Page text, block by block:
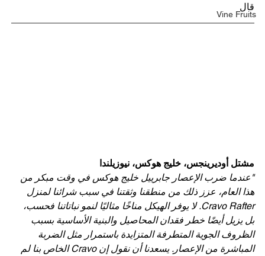
Vine Fruits
قال
مشتل أوديرينجس، خليج هوكس، نيوزيلندا
"عندما ضرب الإعصار جابرييل خليج هوكس في وقت مبكر من
هذا العام، عزز ذلك من منطقنا وثقتنا في سبب شرائنا لمنزل
Cravo Rafter. لا يوفر الهيكل مناخًا مثاليًا لنمو نباتاتنا فحسب،
بل يزيل أيضًا خطر فقدان المحاصيل والبنية الأساسية بسبب
الظروف الجوية المتطرفة المتزايدة باستمرار مثل الضربة
المباشرة من الإعصار. يسعدنا أن نقول إن Cravo الخاص بنا لم